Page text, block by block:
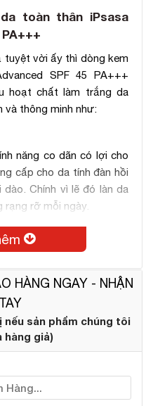
toàn thân iPsasa
vời ấy thì dòng kem
SPF 45 PA+++
hoạt chất làm trắng da
và thông minh như:
năng co dãn có lợi cho
cấp cho da tính đàn hồi
Chính vì lẽ đó làn da
rỡ mỗi ngày.
phòng ngừa oxy hóa
cũng có cùng nhiệm vụ
hiệu quả.
đóng vai trò hạn chế sự
để phòng ngừa sự tích
phân giải các hắc tố và
HÀNG NGAY - NHẬN
nếu sản phẩm chúng tôi
hàng giả)